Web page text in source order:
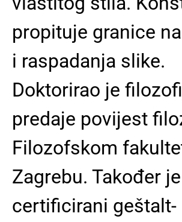
propituje granice
i raspadanja slike.
Doktorirao je
predaje povijest
Filozofskom
Zagrebu. Također je
certificirani geštalt-